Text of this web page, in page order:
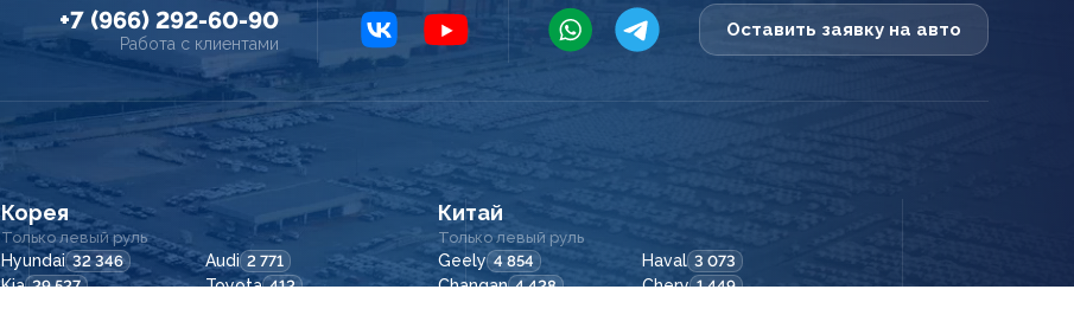
+7 (966) 292-60-90
Работа с клиентами
Оставить заявку на авто
Корея
Только левый руль
Hyundai 32 346 Audi 2 771
Kia 29 527 Toyota 412
Китай
Только левый руль
Geely 4 854 Haval 3 073
Changan 4 428 Chery 1 449